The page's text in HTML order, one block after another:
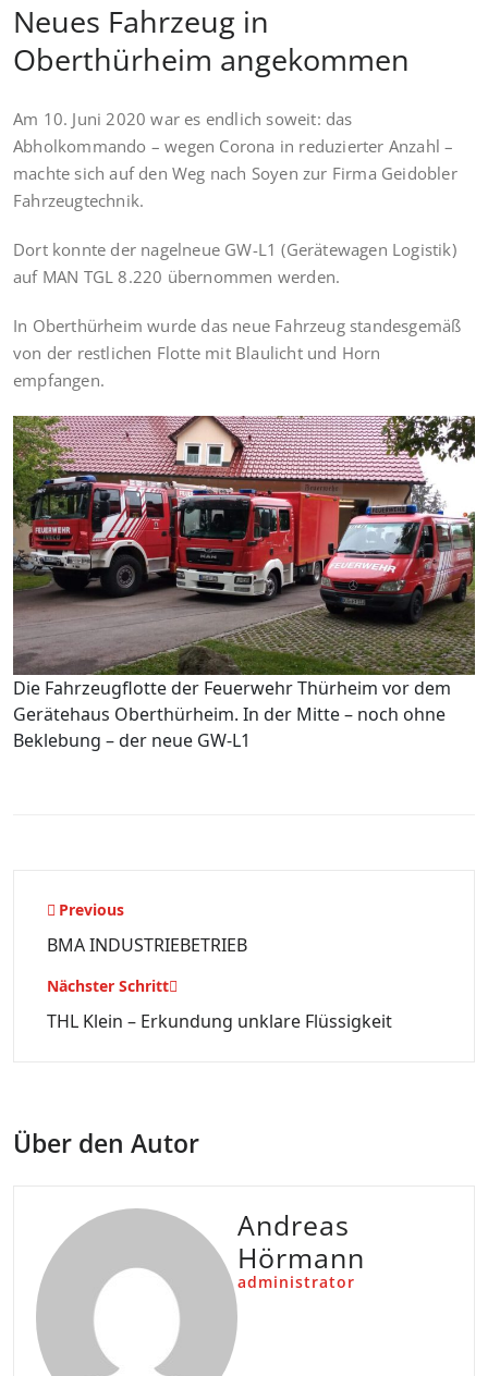
Neues Fahrzeug in
Oberthürheim angekommen
Am 10. Juni 2020 war es endlich soweit: das
Abholkommando – wegen Corona in reduzierter Anzahl –
machte sich auf den Weg nach Soyen zur Firma Geidobler
Fahrzeugtechnik.
Dort konnte der nagelneue GW-L1 (Gerätewagen Logistik)
auf MAN TGL 8.220 übernommen werden.
In Oberthürheim wurde das neue Fahrzeug standesgemäß
von der restlichen Flotte mit Blaulicht und Horn
empfangen.
Die Fahrzeugflotte der Feuerwehr Thürheim vor dem
Gerätehaus Oberthürheim. In der Mitte – noch ohne
Beklebung – der neue GW-L1
Beitragsnavigation
Previous
BMA INDUSTRIEBETRIEB
Nächster Schritt
THL Klein – Erkundung unklare Flüssigkeit
Über den Autor
Andreas
Hörmann
administrator